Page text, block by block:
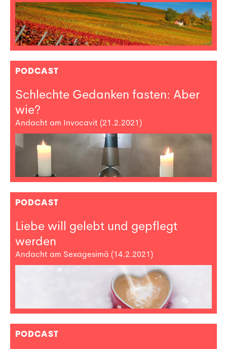
PODCAST
Schlechte Gedanken fasten: Aber
wie?
Andacht am Invocavit (21.2.2021)
PODCAST
Liebe will gelebt und gepflegt
werden
Andacht am Sexagesimä (14.2.2021)
PODCAST